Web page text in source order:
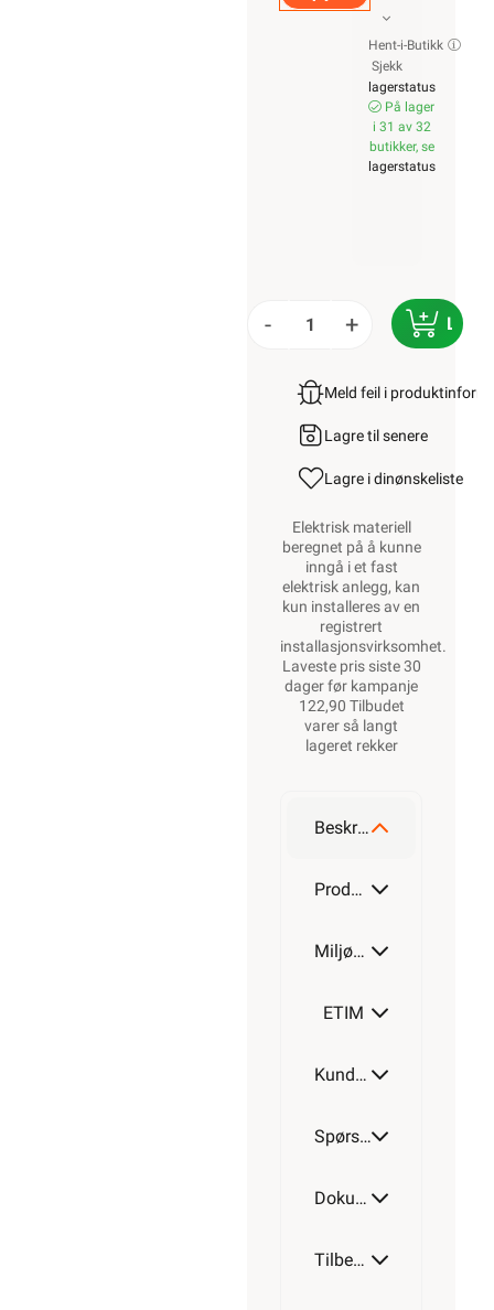
Hent-i-Butikk
Sjekk
lagerstatus
På lager
i 31 av 32
butikker, se
lagerstatus
- +
Meld feil i
Lagre til senere
Lagre i dinønskeliste
Elektrisk materiell
beregnet på å kunne
inngå i et fast
elektrisk anlegg, kan
kun installeres av en
registrert
installasjonsvirksomhet.
Laveste pris siste 30
dager før kampanje
122,90 Tilbudet
varer så langt
lageret rekker
Beskrivelse
Produktdetaljer
Miljøparametere
ETIM
Kundeomtale
Spørsmål og svar
Dokumentasjon
Tilbehør